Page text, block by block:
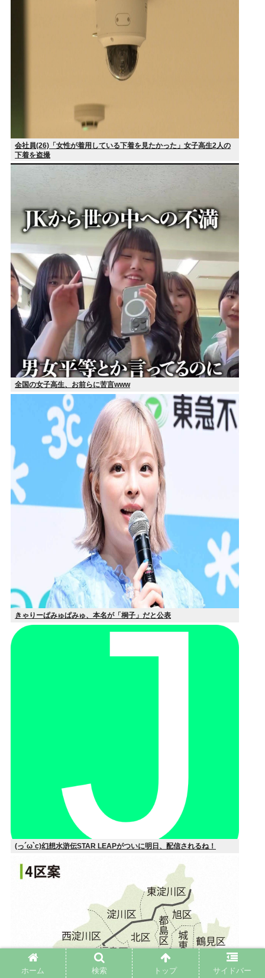
会社員(26)「女性が着用している下着を見たかった」女子高生2人の
下着を盗撮
全国の女子高生、お前らに苦言www
きゃりーぱみゅぱみゅ、本名が「桐子」だと公表
(っ´ω`c)幻想水滸伝STAR LEAPがついに明日、配信されるね！
ホーム 検索 トップ サイドバー